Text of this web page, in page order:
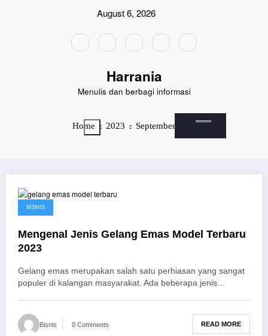
August 6, 2026
Harrania
Menulis dan berbagi informasi
Home 2023 September
BISNIS
Mengenal Jenis Gelang Emas Model Terbaru
2023
Gelang emas merupakan salah satu perhiasan yang sangat
populer di kalangan masyarakat. Ada beberapa jenis…
Bisnis 0 Comments READ MORE